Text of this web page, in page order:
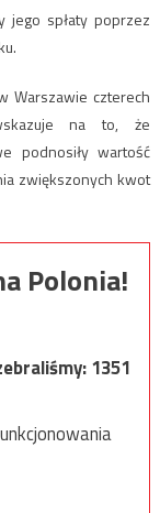
jego spłaty poprzez
Warszawie czterech
na to, że
podnosiły wartość
zwiększonych kwot
Polonia!
1351